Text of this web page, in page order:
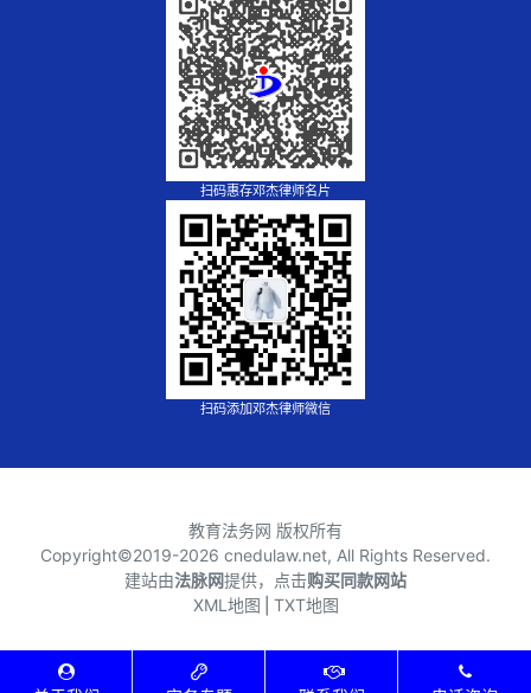
扫码惠存邓杰律师名片
扫码添加邓杰律师微信
教育法务网 版权所有
Copyright©2019-2026 cnedulaw.net, All Rights Reserved.
建站由法脉网提供，点击购买同款网站
XML地图 TXT地图